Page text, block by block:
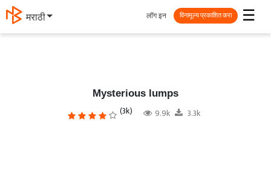
मराठी ☰
लॉग इन विनामूल्य प्रकाशित करा
Mysterious lumps
(3k) 9.9k 3.3k